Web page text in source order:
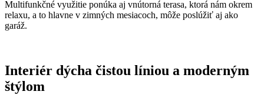
Multifunkčné využitie ponúka aj vnútorná terasa, ktorá nám okrem
relaxu, a to hlavne v zimných mesiacoch, môže poslúžiť aj ako
garáž.
Interiér dýcha čistou líniou a moderným
štýlom